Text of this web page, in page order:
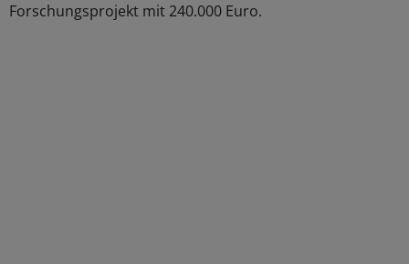
Forschungsprojekt mit 240.000 Euro.